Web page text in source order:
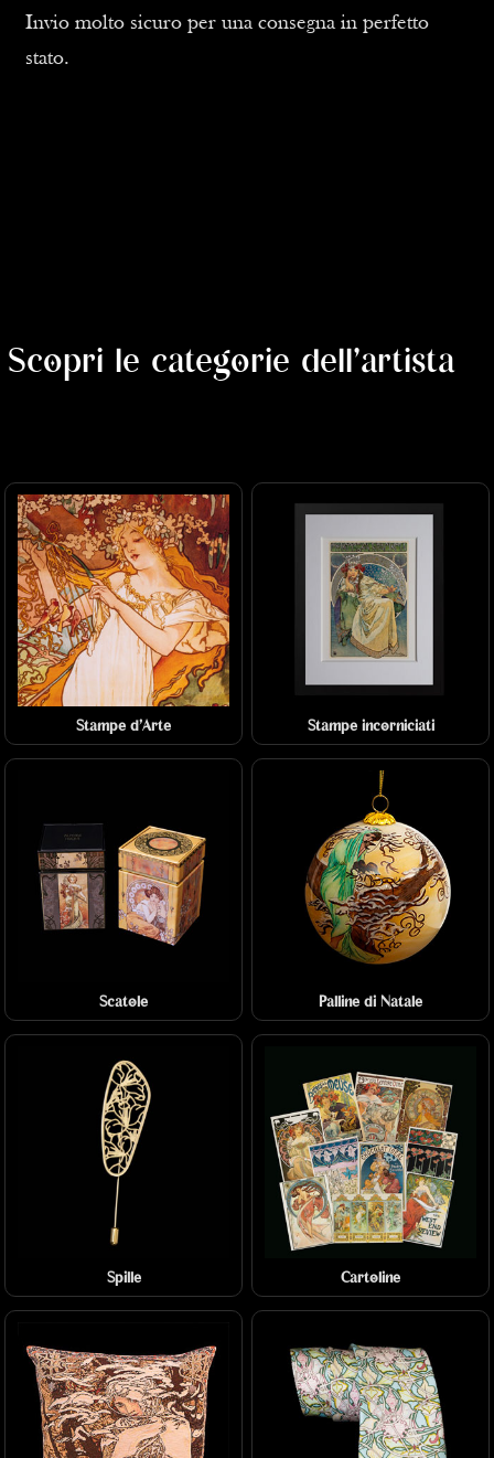
Invio molto sicuro per una consegna in perfetto
stato.
Scopri le categorie dell'artista
Stampe d'Arte Stampe incorniciati
Scatole Palline di Natale
Spille Cartoline